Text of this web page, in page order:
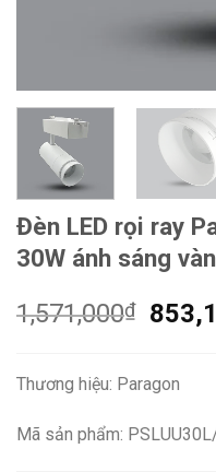
Đèn LED rọi ray
30W ánh sáng
1,571,000₫
Giá
Thương hiệu: Paragon
Mã sản phẩm: